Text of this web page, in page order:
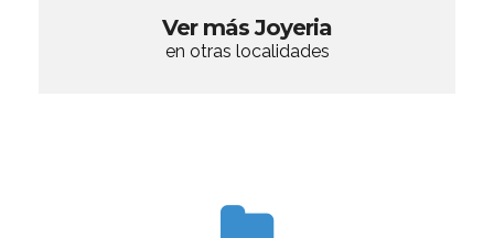
Ver más Joyeria
en otras localidades